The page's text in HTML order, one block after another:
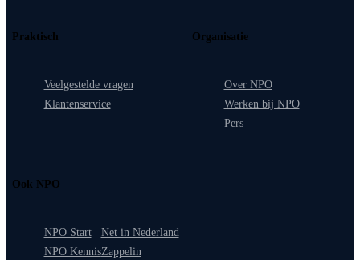
Praktisch
Veelgestelde vragen
Klantenservice
Organisatie
Over NPO
Werken bij NPO
Pers
Ook NPO
NPO Start
NPO Kennis
Net in Nederland
Zappelin